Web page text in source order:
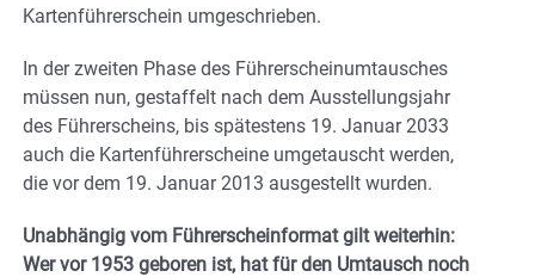
Kartenführerschein umgeschrieben.
In der zweiten Phase des Führerscheinumtausches
müssen nun, gestaffelt nach dem Ausstellungsjahr
des Führerscheins, bis spätestens 19. Januar 2033
auch die Kartenführerscheine umgetauscht werden,
die vor dem 19. Januar 2013 ausgestellt wurden.
Unabhängig vom Führerscheinformat gilt weiterhin:
Wer vor 1953 geboren ist, hat für den Umtausch noch